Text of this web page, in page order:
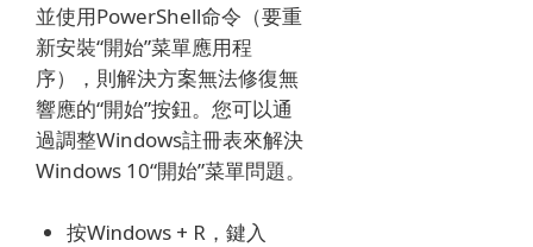
並使用PowerShell命令（要重
新安裝“開始”菜單應用程
序），則解決方案無法修復無
響應的“開始”按鈕。 您可以通
過調整Windows註冊表來解決
Windows 10“開始”菜單問題。
按Windows + R，鍵入